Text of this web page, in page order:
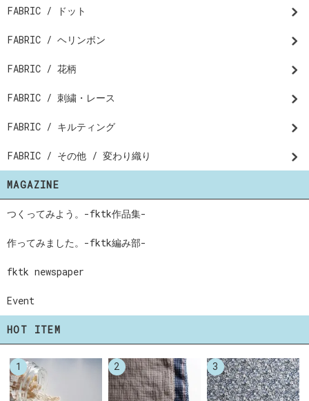
FABRIC / ドット
FABRIC / ヘリンボン
FABRIC / 花柄
FABRIC / 刺繍・レース
FABRIC / キルティング
FABRIC / その他 / 変わり織り
MAGAZINE
つくってみよう。-fktk作品集-
作ってみました。-fktk編み部-
fktk newspaper
Event
HOT ITEM
1 2 3